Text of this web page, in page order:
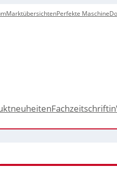
MarktübersichtenPerfekte Maschine
Fachzeitschrift